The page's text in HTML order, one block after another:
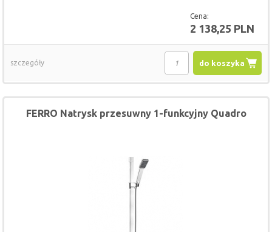
Cena:
2 138,25 PLN
do koszyka
szczegóły
FERRO Natrysk przesuwny 1-funkcyjny Quadro